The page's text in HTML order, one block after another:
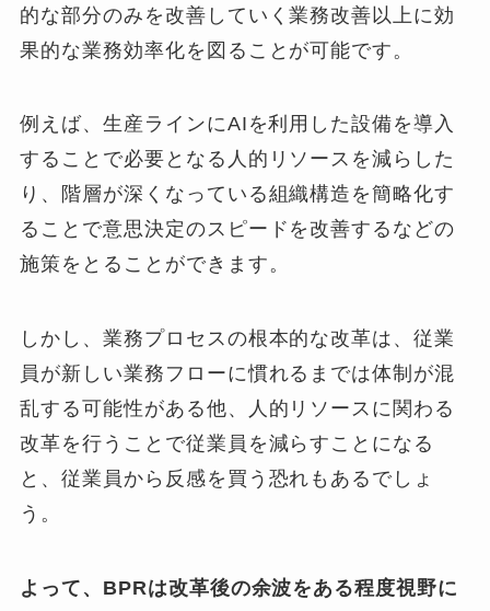
的な部分のみを改善していく業務改善以上に効
果的な業務効率化を図ることが可能です。
例えば、生産ラインにAIを利用した設備を導入
することで必要となる人的リソースを減らした
り、階層が深くなっている組織構造を簡略化す
ることで意思決定のスピードを改善するなどの
施策をとることができます。
しかし、業務プロセスの根本的な改革は、従業
員が新しい業務フローに慣れるまでは体制が混
乱する可能性がある他、人的リソースに関わる
改革を行うことで従業員を減らすことになる
と、従業員から反感を買う恐れもあるでしょ
う。
よって、BPRは改革後の余波をある程度視野に